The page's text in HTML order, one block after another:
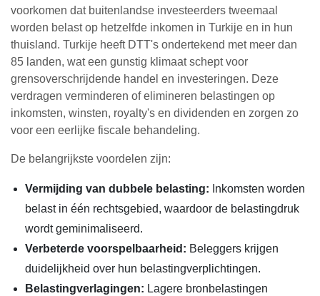
voorkomen dat buitenlandse investeerders tweemaal
worden belast op hetzelfde inkomen in Turkije en in hun
thuisland. Turkije heeft DTT's ondertekend met meer dan
85 landen, wat een gunstig klimaat schept voor
grensoverschrijdende handel en investeringen. Deze
verdragen verminderen of elimineren belastingen op
inkomsten, winsten, royalty's en dividenden en zorgen zo
voor een eerlijke fiscale behandeling.
De belangrijkste voordelen zijn:
Vermijding van dubbele belasting: Inkomsten worden
belast in één rechtsgebied, waardoor de belastingdruk
wordt geminimaliseerd.
Verbeterde voorspelbaarheid: Beleggers krijgen
duidelijkheid over hun belastingverplichtingen.
Belastingverlagingen: Lagere bronbelastingen